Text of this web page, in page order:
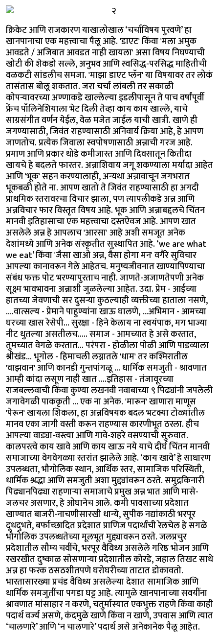
क्रिकेट आणि राजकारण याखालोखाल ‘चर्चाविषय पुरवणे’ हा
खानपानाचा एक महत्त्वाचा पैलू आहे. 'डाएट' किंवा 'मला अमुक
आवडते / अजिबात आवडत नाही खायला' असा विषय निघण्याची
खोटी की शेकडो सल्ले, अनुभव आणि स्वसिद्ध-परसिद्ध माहितीची
वळकटी सांडलीच समजा. 'माझा डाएट प्लॅन' या विषयावर तर लोकं
तासंतास बोलू शकतात. जरा चर्चा लांबली तर सकाळी
कोपऱ्यावरच्या अण्णाकडे खाल्लेल्या इडलीपासून ते पाच वर्षांपूर्वी
फ्रेंच पॉलिनेशियाला भेट दिली तेव्हा काय काय खाल्ले, याचे
साग्रसंगीत वर्णन येईल, वेळ मजेत जाईल याची खात्री. खाणे ही
जगण्यासाठी, जिवंत राहण्यासाठी अनिवार्य क्रिया आहे, हे आपण
जाणतोच. प्रत्येक जिवाला स्वपोषणासाठी अन्नाची गरज आहे.
प्रमाण आणि प्रकार थोडे कमीजास्त आणि दिवसातून कितीदा
खायचे हे बदलते फारतर. अन्नाशिवाय जगू शकण्याला मर्यादा आहेत
आणि 'भूक' सहन करण्यालाही, अन्यथा अन्नावाचून जगभरात
भूकबळी होते ना. आपण खातो ते जिवंत राहण्यासाठी हा अगदी
प्राथमिक स्तरावरचा विचार झाला, पण त्यापलीकडे अन्न आणि
अन्नविचार फार विस्तृत विषय आहे. भूक आणि अन्नाबद्दलचे चिंतन
मानवी इतिहासाचा एक महत्त्वाचा दस्तऐवज आहे. आपण खात
असलेले अन्न हे आपलाच 'आरसा' आहे अशी समजूत अनेक
देशांमध्ये आणि अनेक संस्कृतीत सुस्थापित आहे. ‘we are what
we eat’ किंवा 'जैसा खाओ अन्न, वैसा होगा मन' वगैरे सुविचार
आपल्या कानावरून गेले आहेतच. मनुष्यजीवनात खाण्यापिण्याचा
संबंध फक्त पोट भरण्यापुरताच नाही. जाणते-अजाणतेपणी अनेक
सूक्ष्म भावभावना अन्नाशी जुळलेल्या आहेत. उदा. प्रेम - आईच्या
हातच्या जेवणाची सर दुसऱ्या कुठल्याही व्यक्तीच्या हाताला नसणे,
….वात्सल्य - प्रेमाने पाहुण्यांना खाऊ घालणे, …अभिमान - आमच्या
घरच्या खास रेसेपी... सुरक्षा - हिने केलाय ना स्वयंपाक, मग भाज्या
नीट धुतल्या असतीलच….. समाज - आमच्यात हे असे करतात,
तुमच्यात वेगळे करतात... परंपरा - होळीला पोळी आणि पाडव्याला
श्रीखंड... भूगोल - हिमाचली लग्नातले 'धाम' तर कश्मिरातील
'वाझवान' आणि कानडी गुन्तपांगळू ... धार्मिक समजुती - श्रावणात
आम्ही कांदा लसूण नाही खात ....इतिहास - तंजावूरच्या
राजबल्लवाची किंवा कुण्या लखनवी नवाबाच्या ९ पिढ्यांनी जपलेली
जगावेगळी पाककृती … एक ना अनेक. 'मारून' खाणारा माणूस
'पेरून' खायला शिकला, हा अन्नविषयक बदल भटक्या टोळ्यांतील
मानव एका जागी वस्ती करून राहण्यास कारणीभूत ठरला. हीच
आपल्या वाड्या-वस्त्या आणि गावे-शहरे वसण्याची सुरुवात.
कालपरत्वे काय खावे आणि काय खाऊ नये याचे दीर्घ चिंतन मानवी
समाजाच्या वेगवेगळ्या स्तरांत झालेले आहे. ‘काय खावे’ हे साधारण
उपलब्धता, भौगोलिक स्थान, आर्थिक स्तर, सामाजिक परिस्थिती,
धार्मिक श्रद्धा आणि समजुती अशा मुद्द्यांवरून ठरते. समुद्रकिनारी
पिढ्यानपिढ्या राहणाऱ्या समाजाचे प्रमुख अन्न भात आणि मासे-
जलचर असणार, हे ओघानेच आले. कमी पावसाच्या प्रदेशात
खाण्यात बाजरी-नाचणीसारखी धान्ये, सुपीक नद्यांकाठी भरपूर
दूधदुभते, बर्फाच्छादित प्रदेशात प्राणिज पदार्थांची रेलचेल हे सगळे
भौगोलिक उपलब्धतेच्या मूलभूत मुद्द्यावरून ठरते. जलप्रचुर
प्रदेशातील सौम्य चवींचे, भरपूर वैविध्य असलेले गरिष्ठ भोजन आणि
रखरखीत दुष्काळ सोसणाऱ्या प्रदेशातील कोरडे, जहाल तिखट साधे
अन्न हा फरक ठसठशीतपणे घरोघरीच्या ताटात डोकावतो.
भारतासारख्या प्रचंड वैविध्य असलेल्या देशात सामाजिक आणि
धार्मिक समजुतींचा पगडा घट्ट आहे. त्यामुळे खानपानाच्या सवयींना
श्रावणात मांसाहार न करणे, चतुर्मास्यात एकभुक्त राहणे किंवा काही
पदार्थ वर्ज्य असणे, कंदमुळे खाणे किंवा न खाणे, उपवास आणि त्यात
‘चालणारे’ आणि ‘न चालणारे’ पदार्थ असे अनेकानेक पैलू आहेत.